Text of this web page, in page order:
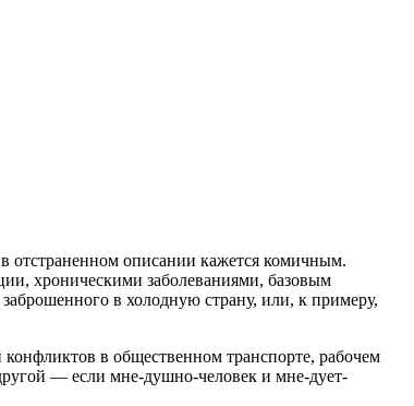
отстраненном описании кажется комичным.
хроническими заболеваниями, базовым
в холодную страну, или, к примеру,
в общественном транспорте, рабочем
— если мне-душно-человек и мне-дует-